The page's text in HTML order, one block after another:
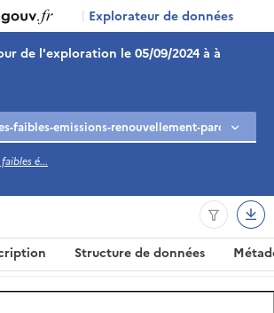
| Explorateur de données
de l'exploration le 05/09/2024 à à
é...
Structure de données